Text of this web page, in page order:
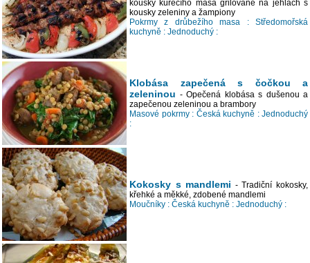
kousky kuřecího masa grilované na jehlách s
kousky zeleniny a žampiony
Pokrmy z drůbežího masa :
Středomořská
kuchyně : Jednoduchý :
Klobása zapečená s čočkou a
zeleninou - Opečená klobása s dušenou a
zapečenou zeleninou a brambory
Masové pokrmy : Česká kuchyně : Jednoduchý
:
Kokosky s mandlemi - Tradiční kokosky,
křehké a měkké, zdobené mandlemi
Moučníky : Česká kuchyně : Jednoduchý :